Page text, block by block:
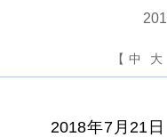
【 中 大
2018年7月21日